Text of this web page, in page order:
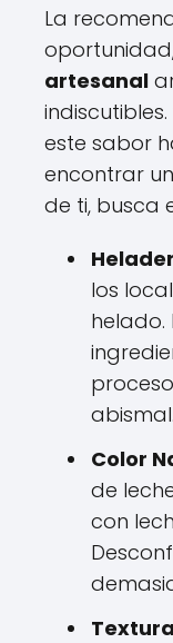
La
artesanal
este sabor
encontrar
de ti, busca
los
helado.
abismal.
Color
de
con